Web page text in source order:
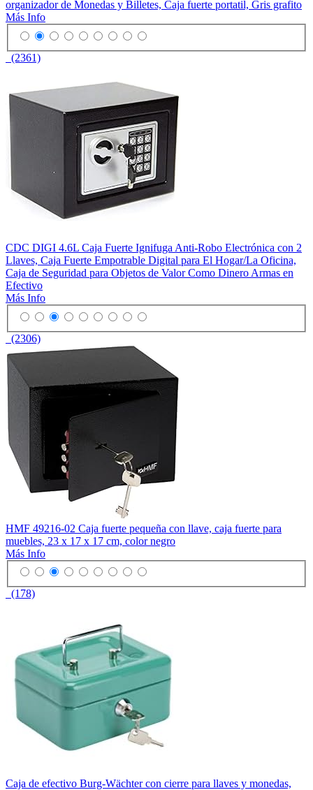
organizador de Monedas y Billetes, Caja fuerte portatil, Gris grafito
Más Info
(2361)
CDC DIGI 4.6L Caja Fuerte Ignifuga Anti-Robo Electrónica con 2
Llaves, Caja Fuerte Empotrable Digital para El Hogar/La Oficina,
Caja de Seguridad para Objetos de Valor Como Dinero Armas en
Efectivo
Más Info
(2306)
HMF 49216-02 Caja fuerte pequeña con llave, caja fuerte para
muebles, 23 x 17 x 17 cm, color negro
Más Info
(178)
Caja de efectivo Burg-Wächter con cierre para llaves y monedas,